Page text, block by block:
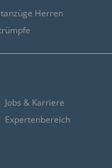
Herren
Jobs & Karriere
Expertenbereich